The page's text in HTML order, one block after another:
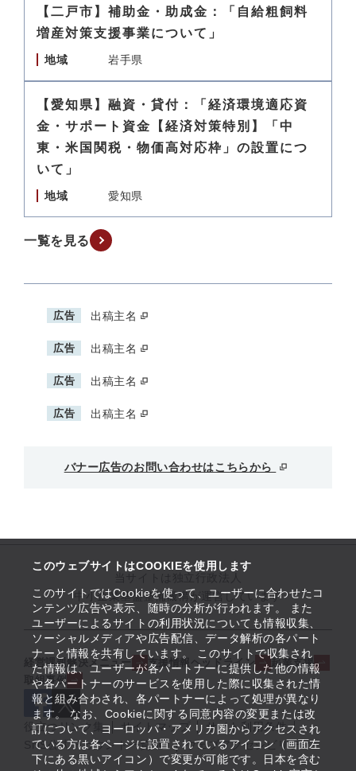
このウェブサイトはCOOKIEを使用します
このサイトではCookieを使って、ユーザーに合わせたコ
ンテンツ広告や表示、随時の分析が行われます。 また
ユーザーによるサイトの利用状況についても情報収集、
ソーシャルメディアや広告配信、データ解析の各パート
ナーと情報を共有しています。 このサイトで収集され
た情報は、ユーザーが各パートナーに提供した他の情報
や各パートナーのサービスを使用した際に収集された情
報と組み合わされ、各パートナーによって処理が異なり
ます。 なお、Cookieに関する同意内容の変更または改
訂について、ヨーロッパ・アメリカ圏からアクセスされ
ている方は各ページに設置されているアイコン（画面左
下にある黒いアイコン）で変更が可能です。日本を含む
【二戸市】補助金・助成金：「自給粗飼料
増産対策支援事業について」
地域 岩手県
【愛知県】融資・貸付：「経済環境適応資
金・サポート資金【経済対策特別】「中
東・米国関税・物価高対応枠」の設置につ
いて」
地域 愛知県
一覧を見る
広告 出稿主名
広告 出稿主名
広告 出稿主名
広告 出稿主名
バナー広告のお問い合わせはこちらから
中小企業基盤整備機構が運営しています
経営課題解決メニュー 支援情報ヘッドライン
起業支援
取組事例
役立つリンク集 サイトマップ
サイト利用条件
SNS公式アカウント一覧
ウェブアクセシビリティ